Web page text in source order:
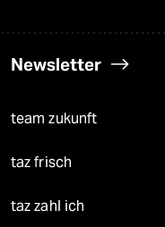
Newsletter
team zukunft
taz frisch
taz zahl ich